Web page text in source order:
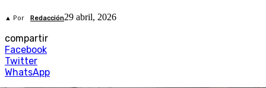
▲ Por Redacción29 abril, 2026
compartir
Facebook
Twitter
WhatsApp